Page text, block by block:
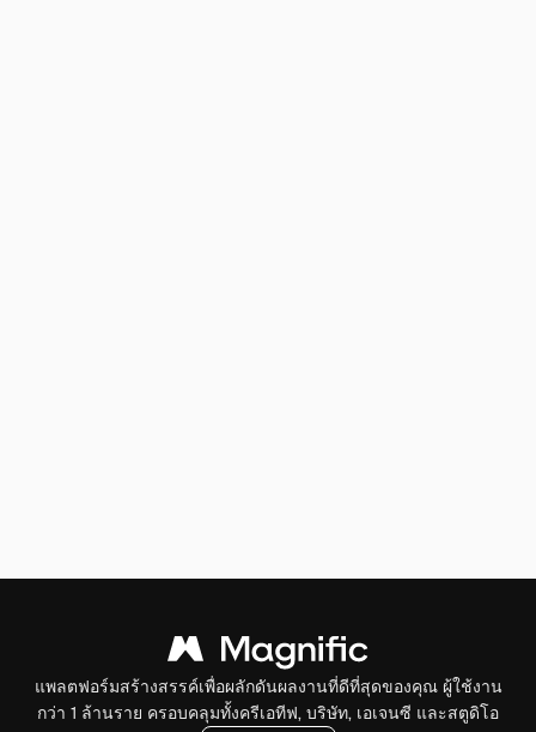
แพลตฟอร์มสร้างสรรค์เพื่อผลักดันผลงานที่ดีที่สุดของคุณ ผู้ใช้งาน
กว่า 1 ล้านราย ครอบคลุมทั้งครีเอทีฟ, บริษัท, เอเจนซี และสตูดิโอ